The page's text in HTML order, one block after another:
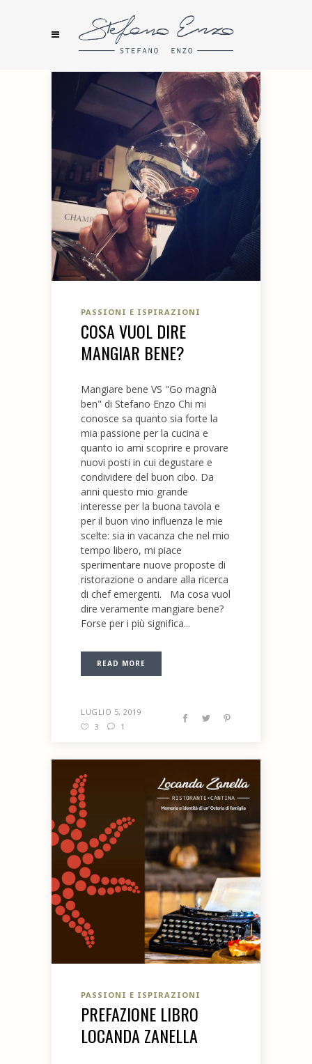
PASSIONI E ISPIRAZIONI
COSA VUOL DIRE
MANGIAR BENE?
Mangiare bene VS "Go magnà
ben" di Stefano Enzo Chi mi
conosce sa quanto sia forte la
mia passione per la cucina e
quanto io ami scoprire e provare
nuovi posti in cui degustare e
condividere del buon cibo. Da
anni questo mio grande
interesse per la buona tavola e
per il buon vino influenza le mie
scelte: sia in vacanza che nel mio
tempo libero, mi piace
sperimentare nuove proposte di
ristorazione o andare alla ricerca
di chef emergenti. Ma cosa vuol
dire veramente mangiare bene?
Forse per i più significa...
READ MORE
LUGLIO 5, 2019
3
1
PASSIONI E ISPIRAZIONI
PREFAZIONE LIBRO
LOCANDA ZANELLA